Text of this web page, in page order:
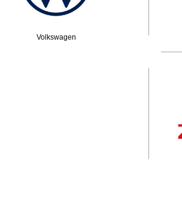
Volkswagen